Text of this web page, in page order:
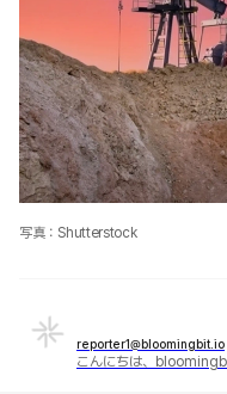
写真：Shutterstock
reporter1@bloomingbit.io
こんにちは、